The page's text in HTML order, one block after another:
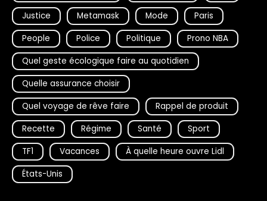
Justice
Metamask Mode
Paris
People
Police Politique
Prono NBA
Quel geste écologique faire au quotidien
Quelle assurance choisir
Quel voyage de rêve faire
Rappel de produit
Recette
Régime Santé
Sport
TF1
Vacances
À quelle heure ouvre Lidl
États-Unis